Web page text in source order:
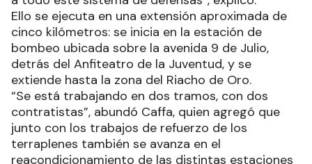
Ello se ejecuta en una extensión aproximada de
cinco kilómetros: se inicia en la estación de
bombeo ubicada sobre la avenida 9 de Julio,
detrás del Anfiteatro de la Juventud, y se
extiende hasta la zona del Riacho de Oro.
“Se está trabajando en dos tramos, con dos
contratistas”, abundó Caffa, quien agregó que
junto con los trabajos de refuerzo de los
terraplenes también se avanza en el
reacondicionamiento de las distintas estaciones